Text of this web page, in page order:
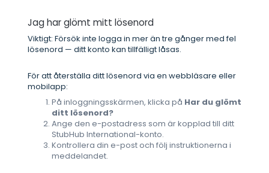
Jag har glömt mitt lösenord
Viktigt: Försök inte logga in mer än tre gånger med fel
lösenord — ditt konto kan tillfälligt låsas.
För att återställa ditt lösenord via en webbläsare eller
mobilapp:
På inloggningsskärmen, klicka på Har du glömt
ditt lösenord?
Ange den e-postadress som är kopplad till ditt
StubHub International-konto.
Kontrollera din e-post och följ instruktionerna i
meddelandet.